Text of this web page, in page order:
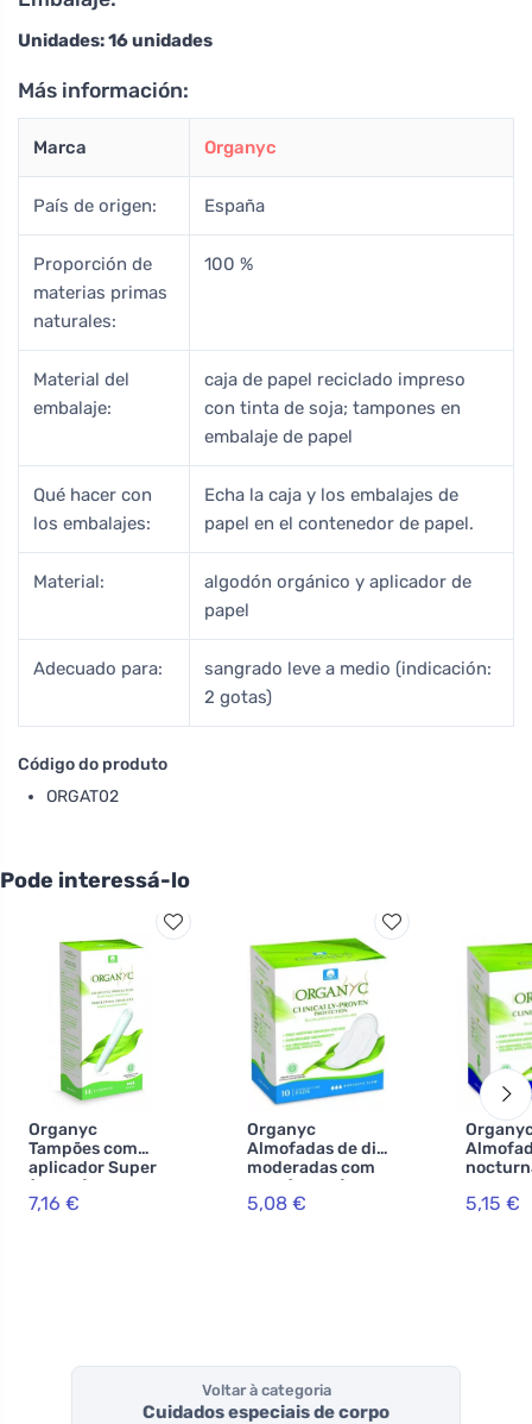
Unidades: 16 unidades
Más información:
Marca Organyc
País de origen: España
Proporción de
materias primas
naturales:
100 %
Material del
embalaje:
caja de papel reciclado impreso
con tinta de soja; tampones en
embalaje de papel
Qué hacer con
los embalajes:
Echa la caja y los embalajes de
papel en el contenedor de papel.
Material:
algodón orgánico y aplicador de
papel
Adecuado para:
sangrado leve a medio (indicación:
2 gotas)
Código do produto
ORGAT02
Pode interessá-lo
Organyc
Tampões com
aplicador Super
(14 pcs) - 100%
bio-algodão, 3
7,16 €
Organyc
Almofadas de dia
moderadas com
asas (10 pcs) -
100% algodão
5,08 €
pcs) -
5,15 €
Voltar à categoria
Cuidados especiais de corpo